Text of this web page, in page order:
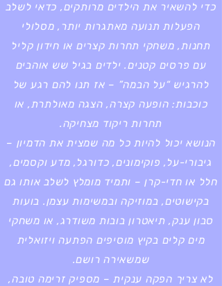
כדי להשאיר את הילדים מרותקים, כדאי לשלב
הפעלות תנועה מאתגרות יותר, מסלולי
תחנות, משחקי תחרות קצרים או חידון קליל
עם פרסים קטנים. ילדים בגיל שש אוהבים
להרגיש “על הבמה” – אז תנו להם רגע של
כוכבות: הופעה קצרה, הצגה מאולתרת, או
תחרות ריקוד מצחיקה.
הנושא יכול להיות כל מה שמצית את הדמיון –
גיבורי-על, פוקימונים, כדורגל, מדע וקסמים,
חלל או חדי-קרן – ותמיד מומלץ לשלב אותו גם
בקישוטים, במוזיקה ובמשימות עצמן. בועות
סבון ענק, תיאטרון בובות משודרג, או משחקי
מים קלים בקיץ מוסיפים הפתעה ויזואלית
שמשאירה רושם.
לא צריך הפקה ענקית – מספיק זרימה טובה,